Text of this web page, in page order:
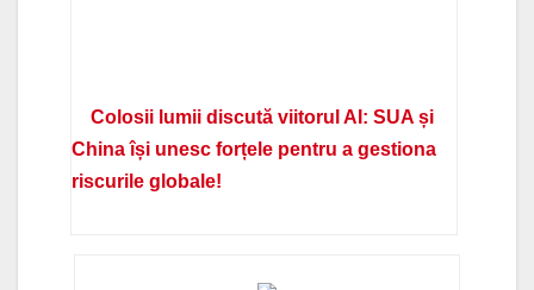
Colosii lumii discută viitorul AI: SUA și
China își unesc forțele pentru a gestiona
riscurile globale!